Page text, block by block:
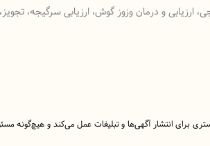
و درمان وزوز گوش، ارزیابی سرگیجه،
برای انتشار آگهی‌ها و تبلیغات عمل می‌کند و هیچ‌گونه